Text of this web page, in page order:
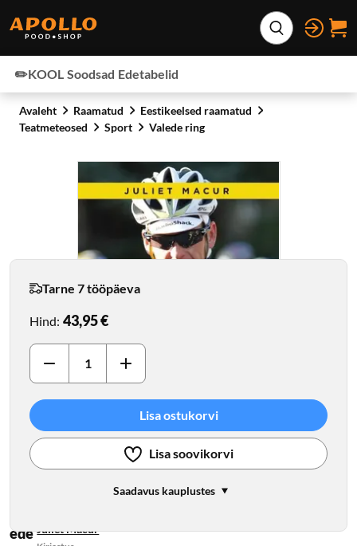
Laienda
✏️KOOL Soodsad Edetabelid
Avaleht Raamatud
Eestikeelsed raamatud
Teatmeteosed
Sport Valede ring
ede Juliet Macur
Tarne 7 tööpäeva
Hind: 43,95 €
Lisa ostukorvi
Lisa soovikorvi
Saadavus kauplustes